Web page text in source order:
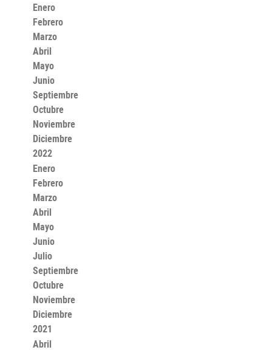
Enero
Febrero
Marzo
Abril
Mayo
Junio
Septiembre
Octubre
Noviembre
Diciembre
2022
Enero
Febrero
Marzo
Abril
Mayo
Junio
Julio
Septiembre
Octubre
Noviembre
Diciembre
2021
Abril